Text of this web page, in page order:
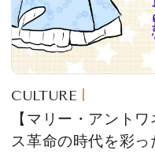
CULTURE
【マリー・アント
ス革命の時代を彩